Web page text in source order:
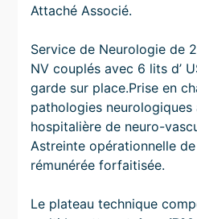
Attaché Associé.
Service de Neurologie de
NV couplés avec 6 lits d’
garde sur place.Prise en
pathologies
hospitalière de neuro-
Astreinte opérationnelle
rémunérée forfaitisée.
Le plateau technique